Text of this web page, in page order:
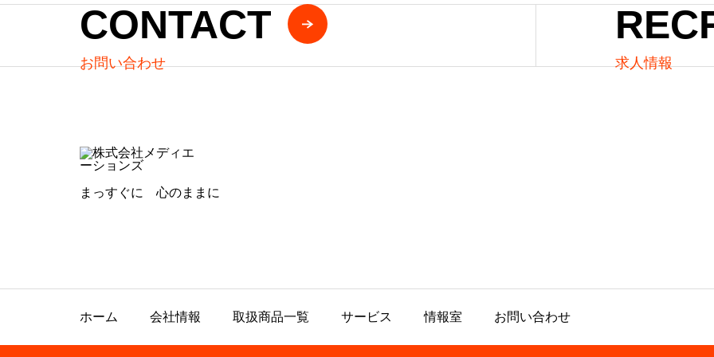
CONTACT
お問い合わせ 求人情報
まっすぐに 心のままに
ホーム 会社情報 取扱商品一覧 サービス 情報室 お問い合わせ